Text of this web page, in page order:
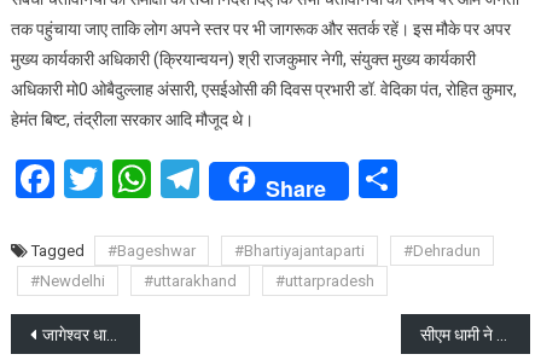
तक पहुंचाया जाए ताकि लोग अपने स्तर पर भी जागरूक और सतर्क रहें। इस मौके पर अपर
मुख्य कार्यकारी अधिकारी (क्रियान्वयन) श्री राजकुमार नेगी, संयुक्त मुख्य कार्यकारी
अधिकारी मो0 ओबैदुल्लाह अंसारी, एसईओसी की दिवस प्रभारी डॉ. वेदिका पंत, रोहित कुमार,
हेमंत बिष्ट, तंद्रीला सरकार आदि मौजूद थे।
Facebook
Twitter
WhatsApp
Telegram
Share Share
Tagged #Bageshwar #Bhartiyajantaparti
#Dehradun
#Newdelhi
#uttarakhand #uttarpradesh
Post
जागेश्वर धाम के प्रसिद्ध श्रावणी मेले का शुभारंभ